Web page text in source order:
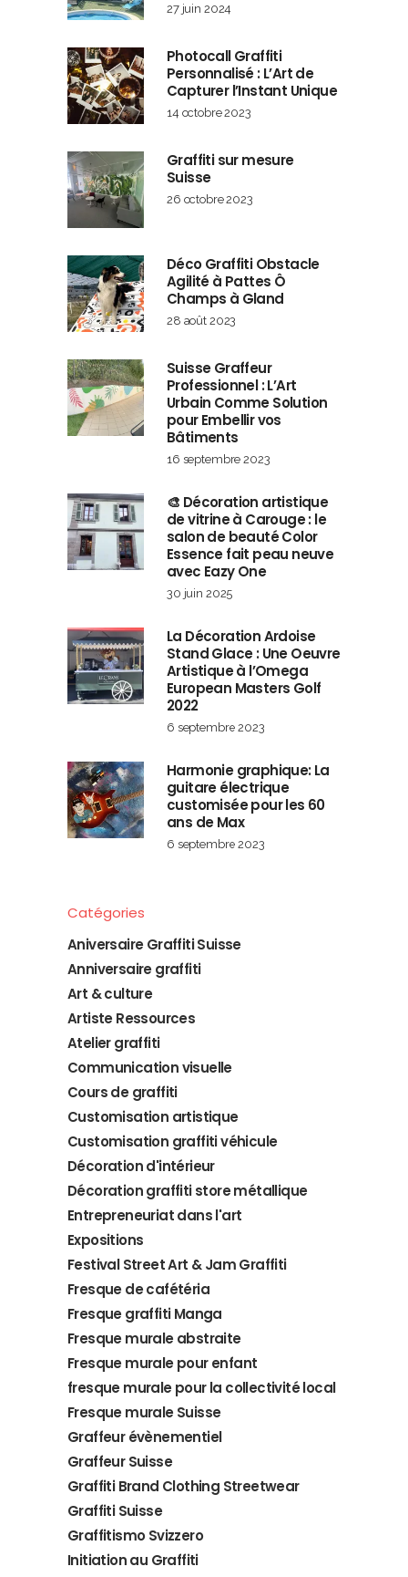
27 juin 2024
Photocall Graffiti
Personnalisé : L’Art de
Capturer l’Instant Unique
14 octobre 2023
Graffiti sur mesure
Suisse
26 octobre 2023
Déco Graffiti Obstacle
Agilité à Pattes Ô
Champs à Gland
28 août 2023
Suisse Graffeur
Professionnel : L’Art
Urbain Comme Solution
pour Embellir vos
Bâtiments
16 septembre 2023
🎨 Décoration artistique
de vitrine à Carouge : le
salon de beauté Color
Essence fait peau neuve
avec Eazy One
30 juin 2025
La Décoration Ardoise
Stand Glace : Une Oeuvre
Artistique à l’Omega
European Masters Golf
2022
6 septembre 2023
Harmonie graphique: La
guitare électrique
customisée pour les 60
ans de Max
6 septembre 2023
Catégories
Aniversaire Graffiti Suisse
Anniversaire graffiti
Art & culture
Artiste Ressources
Atelier graffiti
Communication visuelle
Cours de graffiti
Customisation artistique
Customisation graffiti véhicule
Décoration d'intérieur
Décoration graffiti store métallique
Entrepreneuriat dans l'art
Expositions
Festival Street Art & Jam Graffiti
Fresque de cafétéria
Fresque graffiti Manga
Fresque murale abstraite
Fresque murale pour enfant
fresque murale pour la collectivité local
Fresque murale Suisse
Graffeur évènementiel
Graffeur Suisse
Graffiti Brand Clothing Streetwear
Graffiti Suisse
Graffitismo Svizzero
Initiation au Graffiti